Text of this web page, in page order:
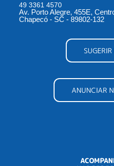
49 3361 4570
Av. Porto Alegre, 455E,
Chapecó - SC - 89802-132
ANUNCIAR